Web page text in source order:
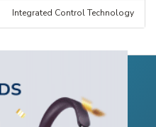
Integrated Control Technology